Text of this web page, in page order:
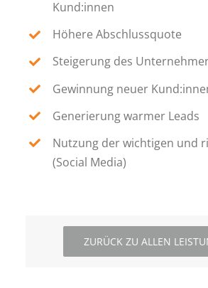
Kund:innen
Höhere Abschlussquote
Steigerung des
Gewinnung neuer
Generierung warmer Leads
Nutzung der wichtigen und
(Social Media)
ZURÜCK ZU ALLEN